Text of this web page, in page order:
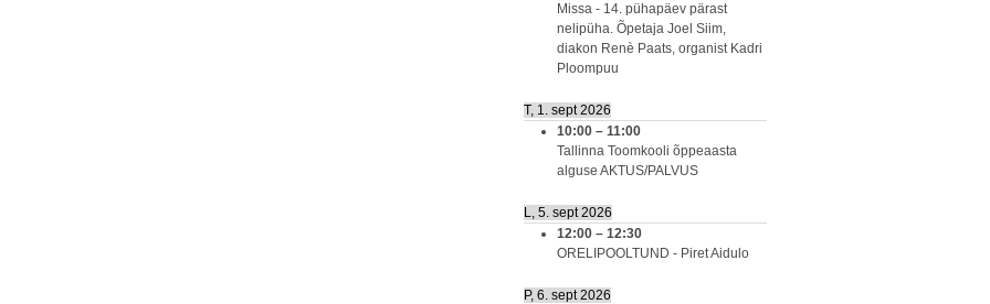
Missa - 14. pühapäev pärast
nelipüha. Õpetaja Joel Siim,
diakon Renè Paats, organist Kadri
Ploompuu
T, 1. sept 2026
10:00 – 11:00
Tallinna Toomkooli õppeaasta
alguse AKTUS/PALVUS
L, 5. sept 2026
12:00 – 12:30
ORELIPOOLTUND - Piret Aidulo
P, 6. sept 2026